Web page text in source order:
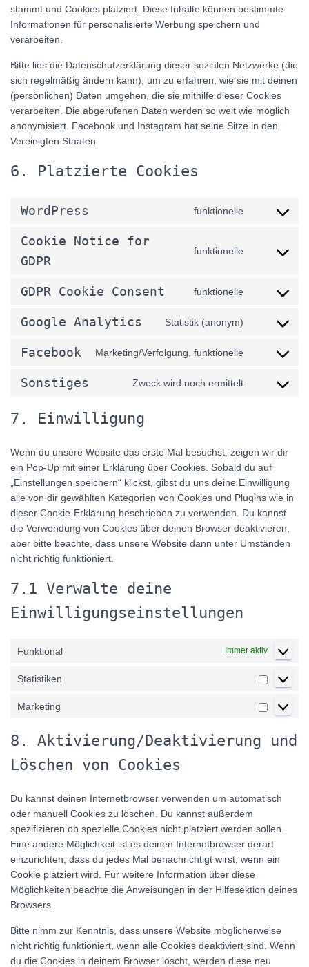
stammt und Cookies platziert. Diese Inhalte können bestimmte
Informationen für personalisierte Werbung speichern und
verarbeiten.
Bitte lies die Datenschutzerklärung dieser sozialen Netzwerke (die
sich regelmäßig ändern kann), um zu erfahren, wie sie mit deinen
(persönlichen) Daten umgehen, die sie mithilfe dieser Cookies
verarbeiten. Die abgerufenen Daten werden so weit wie möglich
anonymisiert. Facebook und Instagram hat seine Sitze in den
Vereinigten Staaten
6. Platzierte Cookies
WordPress funktionelle
Consent
Cookie Notice for
GDPR
funktionelle
Consent
GDPR Cookie Consent funktionelle
Consent
service
cookie-
Google Analytics Statistik (anonym)
Consent
service
analytics
Facebook Marketing/Verfolgung, funktionelle
Consent
service
Sonstiges Zweck wird noch ermittelt
Consent
7. Einwilligung
Wenn du unsere Website das erste Mal besuchst, zeigen wir dir
ein Pop-Up mit einer Erklärung über Cookies. Sobald du auf
„Einstellungen speichern“ klickst, gibst du uns deine Einwilligung
alle von dir gewählten Kategorien von Cookies und Plugins wie in
dieser Cookie-Erklärung beschrieben zu verwenden. Du kannst
die Verwendung von Cookies über deinen Browser deaktivieren,
aber bitte beachte, dass unsere Website dann unter Umständen
nicht richtig funktioniert.
7.1 Verwalte deine
Einwilligungseinstellungen
Funktional Immer aktiv
Statistiken
Marketing
8. Aktivierung/Deaktivierung und
Löschen von Cookies
Du kannst deinen Internetbrowser verwenden um automatisch
oder manuell Cookies zu löschen. Du kannst außerdem
spezifizieren ob spezielle Cookies nicht platziert werden sollen.
Eine andere Möglichkeit ist es deinen Internetbrowser derart
einzurichten, dass du jedes Mal benachrichtigt wirst, wenn ein
Cookie platziert wird. Für weitere Information über diese
Möglichkeiten beachte die Anweisungen in der Hilfesektion deines
Browsers.
Bitte nimm zur Kenntnis, dass unsere Website möglicherweise
nicht richtig funktioniert, wenn alle Cookies deaktiviert sind. Wenn
du die Cookies in deinem Browser löscht, werden diese neu